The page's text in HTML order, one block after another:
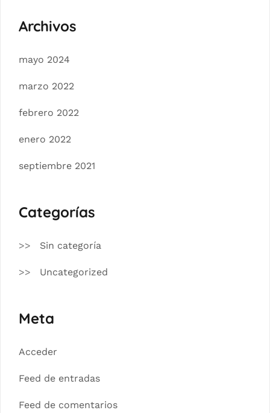
Archivos
mayo 2024
marzo 2022
febrero 2022
enero 2022
septiembre 2021
Categorías
Sin categoría
Uncategorized
Meta
Acceder
Feed de entradas
Feed de comentarios